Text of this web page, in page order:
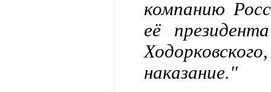
компанию
её
наказание."